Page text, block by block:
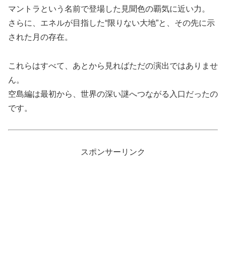
マントラという名前で登場した見聞色の覇気に近い力。
さらに、エネルが目指した“限りない大地”と、その先に示
された月の存在。
これらはすべて、あとから見ればただの演出ではありませ
ん。
空島編は最初から、世界の深い謎へつながる入口だったの
です。
スポンサーリンク